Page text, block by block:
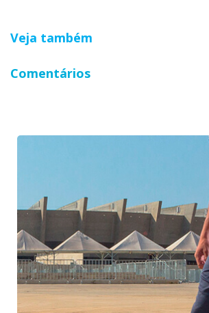
Veja também
Comentários